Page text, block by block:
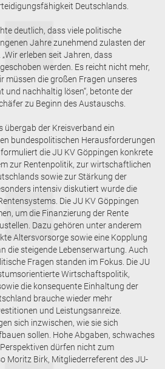
Deutschlands.
deutlich, dass viele politische
Jahre zunehmend zulasten der
erleben seit Jahren, dass
werden. Es reicht nicht mehr,
müssen die großen Fragen unseres
und nachhaltig lösen“, betonte der
zu Beginn des Austauschs.
übergab der Kreisverband ein
bundespolitischen Herausforderungen
die JU KV Göppingen konkrete
zur Rentenpolitik, zur wirtschaftlichen
sowie zur Stärkung der
intensiv diskutiert wurde die
Die JU KV Göppingen
um die Finanzierung der Rente
Dazu gehören unter anderem
Altersvorsorge sowie eine Kopplung
die steigende Lebenserwartung. Auch
Fragen standen im Fokus. Die JU
Wirtschaftspolitik,
die konsequente Einhaltung der
brauche wieder mehr
und Leistungsanreize.
sich inzwischen, wie sie sich
sollen. Hohe Abgaben, schwaches
dürfen nicht zum
Moritz Birk, Mitgliederreferent des JU-